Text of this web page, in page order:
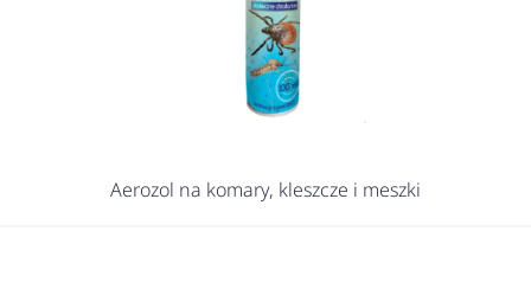
Aerozol na komary, kleszcze i meszki